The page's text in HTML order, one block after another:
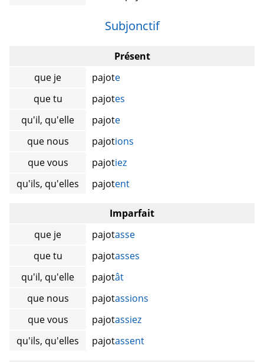
Subjonctif
Présent
que je
pajote
que tu
pajotes
qu'il, qu'elle
pajote
que nous
pajotions
que vous
pajotiez
qu'ils, qu'elles
pajotent
Imparfait
que je
pajotasse
que tu
pajotasses
qu'il, qu'elle
pajotât
que nous
pajotassions
que vous
pajotassiez
qu'ils, qu'elles
pajotassent